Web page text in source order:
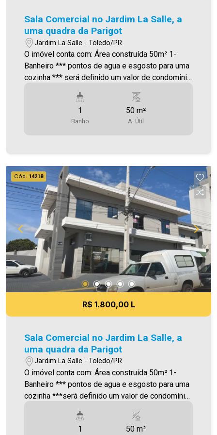
Sala Comercial no Jardim La Salle, a
uma quadra da Parigot
Jardim La Salle - Toledo/PR
O imóvel conta com: Área construída 50m² 1-
Banheiro *** pontos de agua e esgosto para uma
cozinha *** será definido um valor de condominio
Imóvel), equivalente a 6% do valor do aluguel.
Para mais detalhes sobre o FCI, acesse o menu
LOCAÇÃO em nosso site. A Imobiliária Ativa
Aproveite essa oportunidade, agende uma visita!
Imobiliária Ativa | Sinta-se em casa! - As
informações aqui prestadas são verdadeiras,
todavia, reservamo-nos o direito de corrigir
qualquer erro de digitação e/ou ortografia, bem
como alteração dos preços e imagens. Fotos
meramente ilustrativas.
1
Banho
50 m²
A. Útil
Cód. 14218
R$ 1.800,00 L
Sala Comercial no Jardim La Salle, a
uma quadra da Parigot
Jardim La Salle - Toledo/PR
O imóvel conta com: Área construída 50m² 1-
Banheiro *** pontos de agua e esgosto para uma
cozinha ***será definido um valor de condomínio
Imóvel), equivalente a 6% do valor do aluguel.
Para mais detalhes sobre o FCI, acesse o menu
1 50 m²